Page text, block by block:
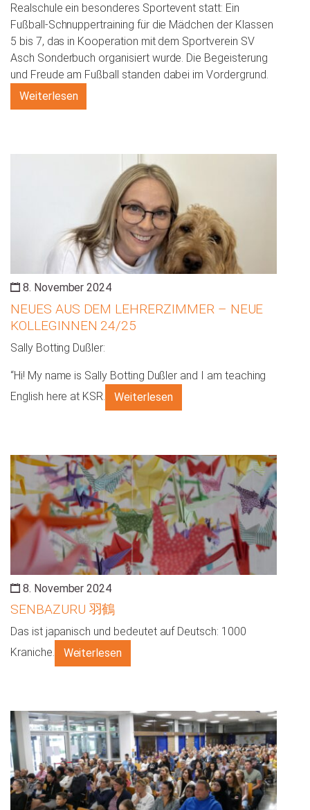
Realschule ein besonderes Sportevent statt: Ein
Fußball-Schnuppertraining für die Mädchen der Klassen
5 bis 7, das in Kooperation mit dem Sportverein SV
Asch Sonderbuch organisiert wurde. Die Begeisterung
und Freude am Fußball standen dabei im Vordergrund.
Weiterlesen
8. November 2024
NEUES AUS DEM LEHRERZIMMER – NEUE
KOLLEGINNEN 24/25
Sally Botting Dußler:
“Hi! My name is Sally Botting Dußler and I am teaching
English here at KSR.
Weiterlesen
8. November 2024
SENBAZURU 羽鶴
Das ist japanisch und bedeutet auf Deutsch: 1000
Kraniche.
Weiterlesen